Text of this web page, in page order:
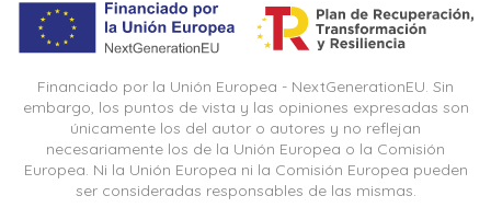
Financiado por la Unión Europea - NextGenerationEU. Sin
embargo, los puntos de vista y las opiniones expresadas son
únicamente los del autor o autores y no reflejan
necesariamente los de la Unión Europea o la Comisión
Europea. Ni la Unión Europea ni la Comisión Europea pueden
ser consideradas responsables de las mismas.